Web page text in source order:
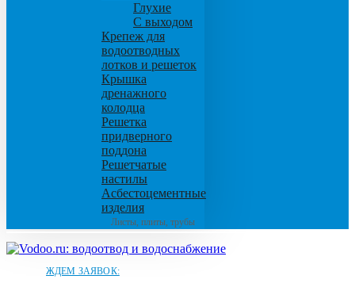
Глухие
С выходом
Крепеж для
водоотводных
лотков и решеток
Крышка
дренажного
колодца
Решетка
придверного
поддона
Решетчатые
настилы
Асбестоцементные
изделия
Листы, плиты, трубы
ЖДЕМ ЗАЯВОК: